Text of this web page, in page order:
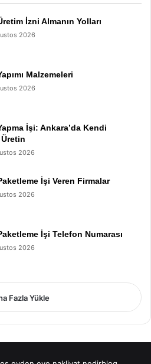
İzni Almanın Yolları
2026
Malzemeleri
2026
İşi: Ankara’da Kendi
Üretin
2026
İşi Veren Firmalar
2026
İşi Telefon Numarası
2026
Fazla Yükle